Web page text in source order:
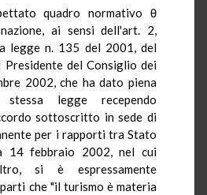
quadro normativo θ
ai sensi dell'art. 2,
legge n. 135 del 2001, del
del Consiglio dei
2002, che ha dato piena
legge recependo
sottoscritto in sede di
per i rapporti tra Stato
14 febbraio 2002, nel cui
si è espressamente
che "il turismo è materia